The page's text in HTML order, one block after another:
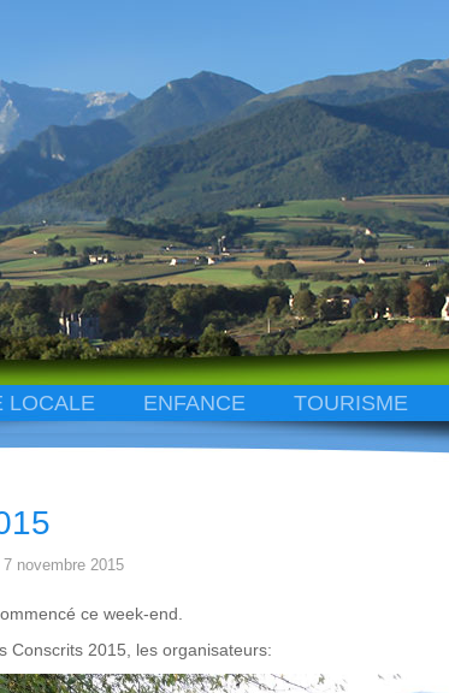
LOCALE ENFANCE TOURISME
7 novembre 2015
ce week-end.
Conscrits 2015, les organisateurs: